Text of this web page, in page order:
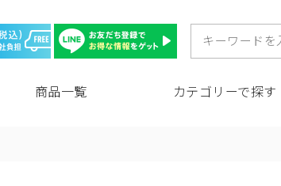
商品一覧 カテゴリーで探す